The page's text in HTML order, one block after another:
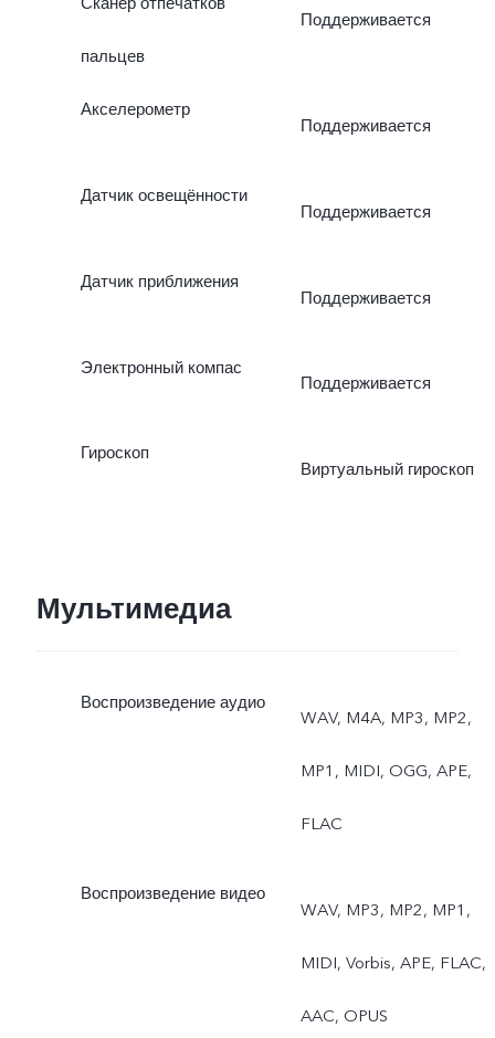
пальцев
Поддерживается
Акселерометр
Поддерживается
Датчик освещённости
Поддерживается
Датчик приближения
Поддерживается
Электронный компас
Поддерживается
Гироскоп
Виртуальный гироскоп
Мультимедиа
Воспроизведение аудио
WAV, M4A, MP3, MP2,
MP1, MIDI, OGG, APE,
FLAC
Воспроизведение видео
WAV, MP3, MP2, MP1,
MIDI, Vorbis, APE, FLAC,
AAC, OPUS